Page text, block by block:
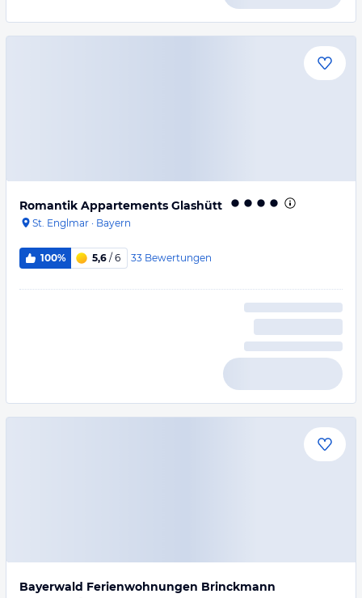
Romantik Appartements Glashütt
St. Englmar · Bayern
100% 5,6 / 6 33 Bewertungen
Bayerwald Ferienwohnungen Brinckmann